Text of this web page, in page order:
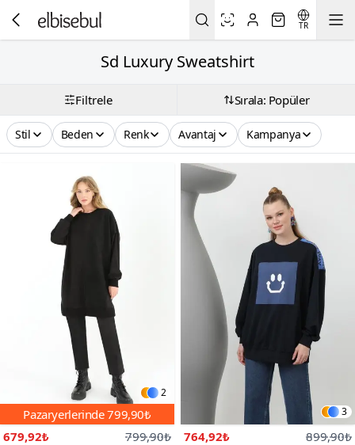
TR
Sd Luxury Sweatshirt
Filtrele Sırala: Popüler
Stil Beden Renk Avantaj Kampanya
2
Pazaryerlerinde799,90₺
679,92₺
799,90₺
3
764,92₺ 899,90₺